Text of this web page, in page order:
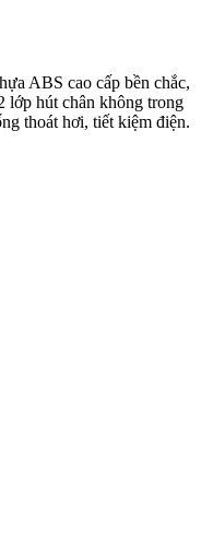
ABS cao cấp bền chắc,
lớp hút chân không trong
thoát hơi, tiết kiệm điện.